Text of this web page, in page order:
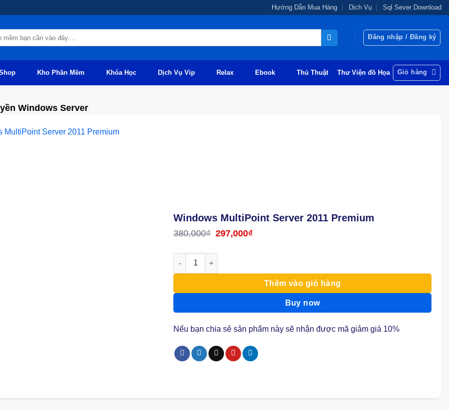
Hướng Dẫn Mua Hàng Dịch Vụ Sql Sever Download
Đăng nhập / Đăng ký
Kho Phần Mềm Khóa Học Dịch Vụ Vip Relax Ebook Thủ Thuật Thư Viện đồ Họa Giỏ hàng
Windows Server
Windows MultiPoint Server 2011 Premium
380,000₫ Giá
297,000₫Giá
Windows MultiPoint Server 2011 Premium số lượng
Thêm vào giỏ hàng
Buy now
Nếu bạn chia sẻ sản phẩm này sẽ nhận được mã giảm giá 10%